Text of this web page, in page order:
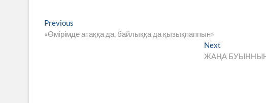
Навигация
по
Previous
post:
«Өмірімде атаққа да, байлыққа да қызықпаппын»
Next
post:
ЖАҢА БУЫННЫҢ